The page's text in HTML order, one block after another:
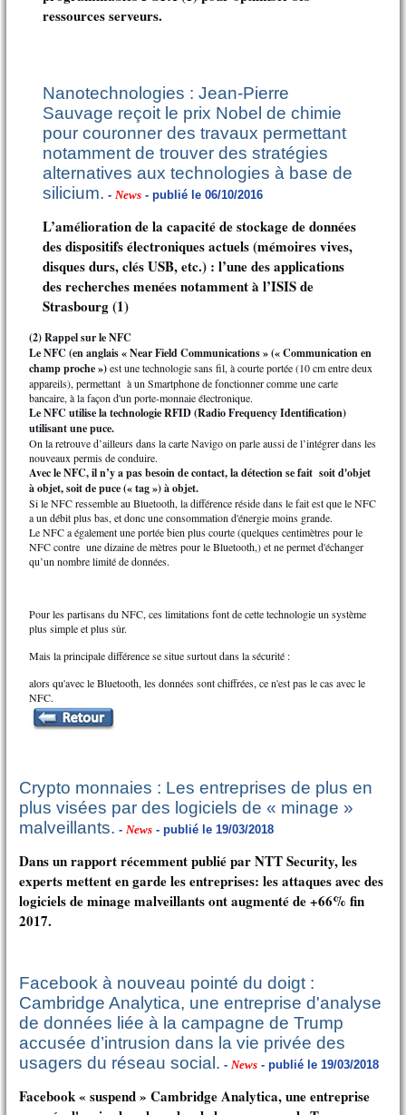
ressources serveurs.
Nanotechnologies : Jean-Pierre
Sauvage reçoit le prix Nobel de chimie
pour couronner des travaux permettant
notamment de trouver des stratégies
alternatives aux technologies à base de
silicium. - News - publié le 06/10/2016
L’amélioration de la capacité de stockage de données
des dispositifs électroniques actuels (mémoires vives,
disques durs, clés USB, etc.) : l’une des applications
des recherches menées notamment à l’ISIS de
Strasbourg (1)
(2) Rappel sur le NFC
Le NFC (en anglais « Near Field Communications » (« Communication en
champ proche »)est une technologie sans fil, à courte portée (10 cm entre deux
appareils), permettant à un Smartphone de fonctionner comme une carte
bancaire, à la façon d'un porte-monnaie électronique.
Le NFC utilise la technologie RFID (Radio Frequency Identification)
utilisant une puce.
On la retrouve d’ailleurs dans la carte Navigo on parle aussi de l’intégrer dans les
nouveaux permis de conduire.
Avec le NFC, il n’y a pas besoin de contact, la détection se fait soit d'objet
à objet, soit de puce (« tag ») à objet.
Si le NFC ressemble au Bluetooth, la différence réside dans le fait est que le NFC
a un débit plus bas, et donc une consommation d'énergie moins grande.
Le NFC a également une portée bien plus courte (quelques centimètres pour le
NFC contre une dizaine de mètres pour le Bluetooth,) et ne permet d'échanger
qu’un nombre limité de données.
Pour les partisans du NFC, ces limitations font de cette technologie un système
plus simple et plus sûr.
Mais la principale différence se situe surtout dans la sécurité :
alors qu'avec le Bluetooth, les données sont chiffrées, ce n'est pas le cas avec le
NFC.
Crypto monnaies : Les entreprises de plus en
plus visées par des logiciels de « minage »
malveillants. - News - publié le 19/03/2018
Dans un rapport récemment publié par NTT Security, les
experts mettent en garde les entreprises: les attaques avec des
logiciels de minage malveillants ont augmenté de +66% fin
2017.
Facebook à nouveau pointé du doigt :
Cambridge Analytica, une entreprise d'analyse
de données liée à la campagne de Trump
accusée d’intrusion dans la vie privée des
usagers du réseau social. - News - publié le 19/03/2018
Facebook « suspend » Cambridge Analytica, une entreprise